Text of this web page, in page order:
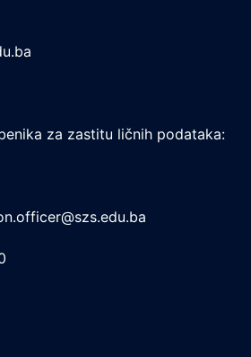
za zastitu ličnih podataka: